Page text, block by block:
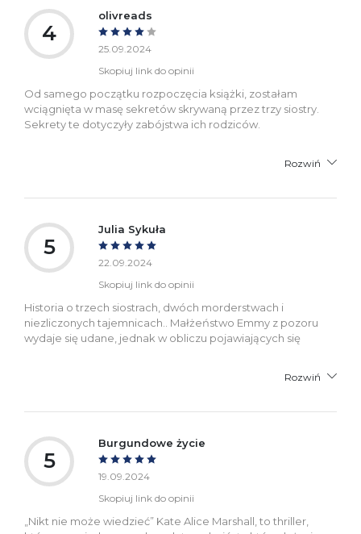
4
olivreads
25.09.2024
Skopiuj link do opinii
Od samego początku rozpoczęcia książki, zostałam
wciągnięta w masę sekretów skrywaną przez trzy siostry.
Sekrety te dotyczyły zabójstwa ich rodziców.
Rozwiń
5
Julia Sykuła
22.09.2024
Skopiuj link do opinii
Historia o trzech siostrach, dwóch morderstwach i
niezliczonych tajemnicach.. Małżeństwo Emmy z pozoru
wydaje się udane, jednak w obliczu pojawiających się
Rozwiń
5
Burgundowe życie
19.09.2024
Skopiuj link do opinii
„Nikt nie może wiedzieć” Kate Alice Marshall, to thriller,